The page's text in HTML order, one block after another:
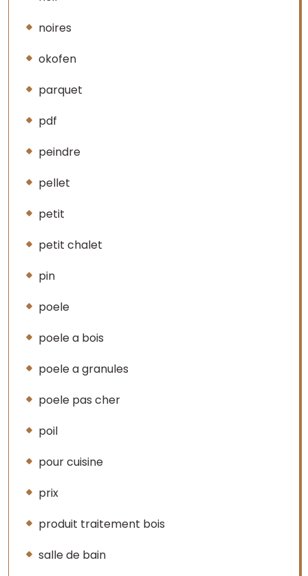
noires
okofen
parquet
pdf
peindre
pellet
petit
petit chalet
pin
poele
poele a bois
poele a granules
poele pas cher
poil
pour cuisine
prix
produit traitement bois
salle de bain